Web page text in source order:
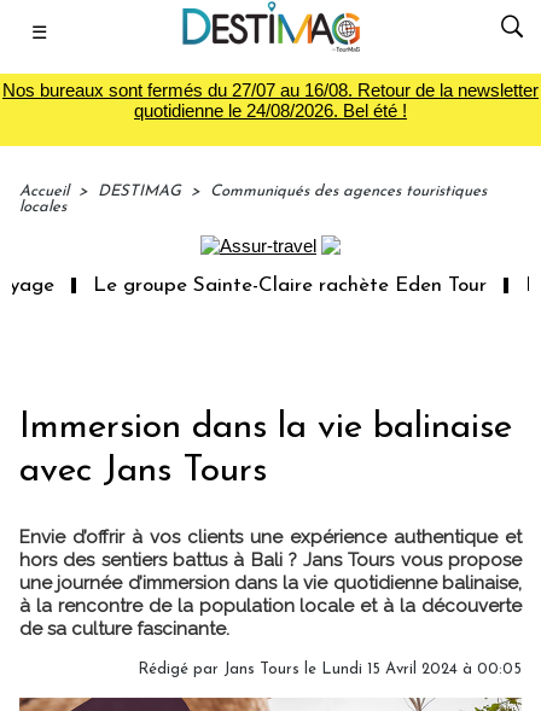
☰
Nos bureaux sont fermés du 27/07 au 16/08. Retour de la newsletter
quotidienne le 24/08/2026. Bel été !
Accueil > DESTIMAG >
Communiqués des agences touristiques
locales
Le groupe Sainte-Claire rachète Eden Tour
Immersion dans la vie balinaise
avec Jans Tours
Envie d’offrir à vos clients une expérience authentique et
hors des sentiers battus à Bali ? Jans Tours vous propose
une journée d’immersion dans la vie quotidienne balinaise,
à la rencontre de la population locale et à la découverte
de sa culture fascinante.
Rédigé par Jans Tours le Lundi 15 Avril 2024 à 00:05